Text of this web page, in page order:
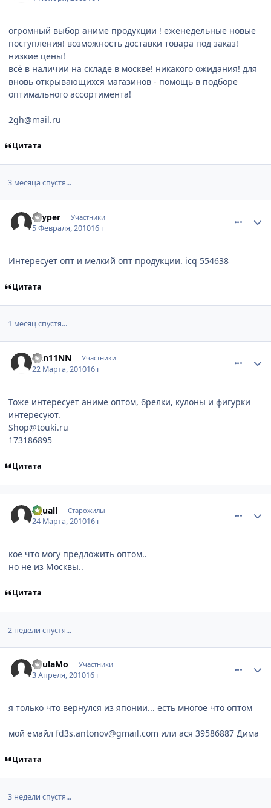
огромный выбор аниме продукции ! еженедельные новые
поступления! возможность доставки товара под заказ!
низкие цены!
всё в наличии на складе в москве! никакого ожидания! для
вновь открывающихся магазинов - помощь в подборе
оптимального ассортимента!
2gh@mail.ru
Цитата
3 месяца спустя...
skyper Участники
5 Февраля, 201016 г
Интересует опт и мелкий опт продукции. icq 554638
Цитата
1 месяц спустя...
Dan11NN Участники
22 Марта, 201016 г
Тоже интересует аниме оптом, брелки, кулоны и фигурки
интересуют.
Shop@touki.ru
173186895
Цитата
Squall Старожилы
24 Марта, 201016 г
кое что могу предложить оптом..
но не из Москвы..
Цитата
2 недели спустя...
PaulaMo Участники
3 Апреля, 201016 г
я только что вернулся из японии... есть многое что оптом
мой емайл fd3s.antonov@gmail.com или ася 39586887 Дима
Цитата
3 недели спустя...